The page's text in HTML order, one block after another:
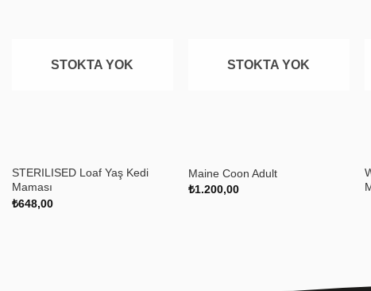
STOKTA YOK
STERILISED Loaf Yaş Kedi
Maması
₺648,00
STOKTA YOK
Maine Coon Adult
₺1.200,00